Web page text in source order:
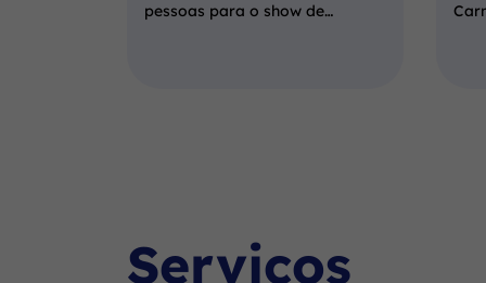
pessoas para o show de…
Serviços